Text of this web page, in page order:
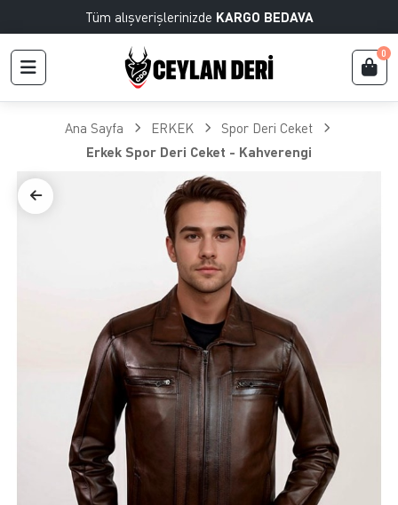
Tüm alışverişlerinizde KARGO BEDAVA
0
Ana Sayfa ERKEK
Spor Deri Ceket
Erkek Spor Deri Ceket - Kahverengi